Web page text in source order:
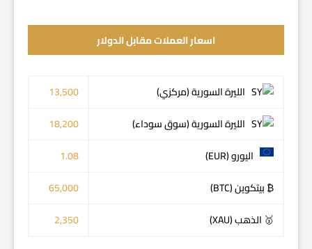
اسعار العملات مقابل الدولار
الليرة السورية (مركزي)
13,500
الليرة السورية (سوق سوداء)
18,200
اليورو (EUR)
1.08
₿ بيتكوين (BTC)
65,000
🥇 الذهب (XAU)
2,350